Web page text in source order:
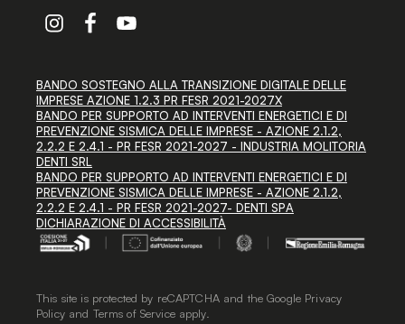
BANDO SOSTEGNO ALLA TRANSIZIONE DIGITALE DELLE
IMPRESE AZIONE 1.2.3 PR FESR 2021-2027X
BANDO PER SUPPORTO AD INTERVENTI ENERGETICI E DI
PREVENZIONE SISMICA DELLE IMPRESE - AZIONE 2.1.2,
2.2.2 E 2.4.1 - PR FESR 2021-2027 - INDUSTRIA MOLITORIA
DENTI SRL
BANDO PER SUPPORTO AD INTERVENTI ENERGETICI E DI
PREVENZIONE SISMICA DELLE IMPRESE - AZIONE 2.1.2,
2.2.2 E 2.4.1 - PR FESR 2021-2027- DENTI SPA
DICHIARAZIONE DI ACCESSIBILITÀ
This site is protected by reCAPTCHA and the Google Privacy
Policyand Terms of Serviceapply.